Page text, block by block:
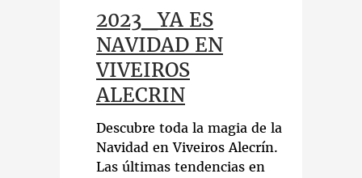
2023_YA ES
NAVIDAD EN
VIVEIROS
ALECRIN
Descubre toda la magia de la
Navidad en Viveiros Alecrín.
Las últimas tendencias en